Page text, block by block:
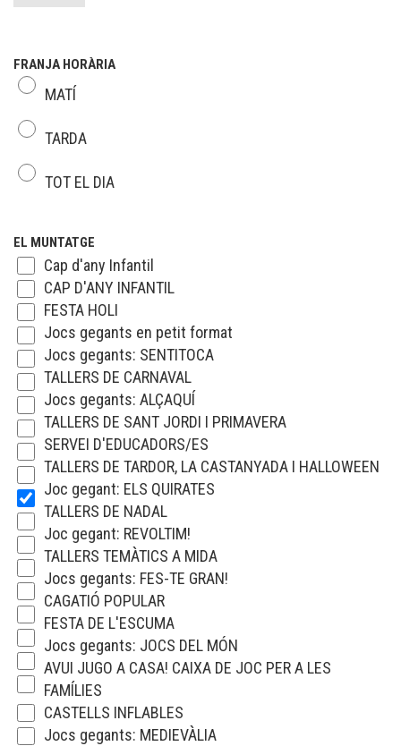
FRANJA HORÀRIA
MATÍ
TARDA
TOT EL DIA
EL MUNTATGE
Cap d'any Infantil
CAP D'ANY INFANTIL
FESTA HOLI
Jocs gegants en petit format
Jocs gegants: SENTITOCA
TALLERS DE CARNAVAL
Jocs gegants: ALÇAQUÍ
TALLERS DE SANT JORDI I PRIMAVERA
SERVEI D'EDUCADORS/ES
TALLERS DE TARDOR, LA CASTANYADA I HALLOWEEN
Joc gegant: ELS QUIRATES
TALLERS DE NADAL
Joc gegant: REVOLTIM!
TALLERS TEMÀTICS A MIDA
Jocs gegants: FES-TE GRAN!
CAGATIÓ POPULAR
FESTA DE L'ESCUMA
Jocs gegants: JOCS DEL MÓN
AVUI JUGO A CASA! CAIXA DE JOC PER A LES
FAMÍLIES
CASTELLS INFLABLES
Jocs gegants: MEDIEVÀLIA